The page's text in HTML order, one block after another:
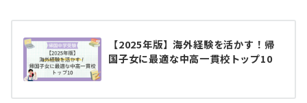
【2025年版】海外経験を活かす！帰
国子女に最適な中高一貫校トップ10